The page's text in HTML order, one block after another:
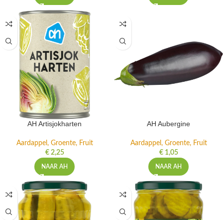
AH Artisjokharten
Aardappel, Groente, Fruit
€2,25
NAAR AH
AH Aubergine
Aardappel, Groente, Fruit
€1,05
NAAR AH